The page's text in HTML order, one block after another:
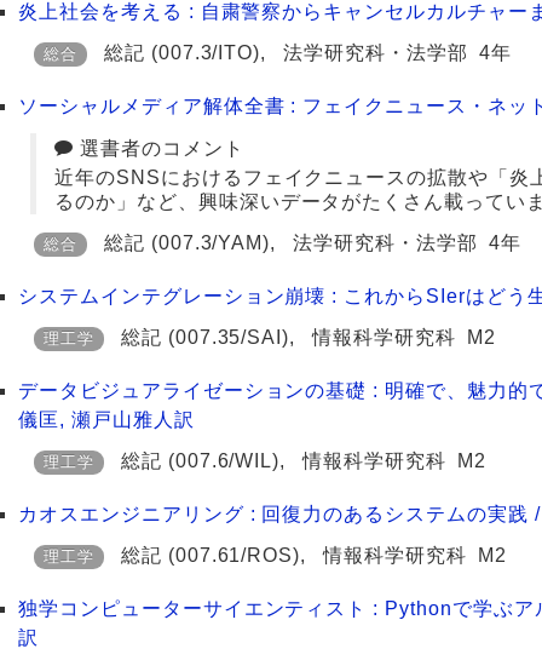
炎上社会を考える : 自粛警察からキャンセルカルチャー
総合 総記 (007.3/ITO),法学研究科・法学部 4年
ソーシャルメディア解体全書 : フェイクニュース・ネッ
選書者のコメント
近年のSNSにおけるフェイクニュースの拡散や「
るのか」など、興味深いデータがたくさん載って
総合 総記 (007.3/YAM),法学研究科・法学部 4年
システムインテグレーション崩壊 : これからSIerはどう
理工学 総記 (007.35/SAI),情報科学研究科 M2
データビジュアライゼーションの基礎 : 明確で、魅力
儀匡, 瀬戸山雅人訳
理工学 総記 (007.6/WIL),情報科学研究科 M2
カオスエンジニアリング : 回復力のあるシステムの実
理工学 総記 (007.61/ROS),情報科学研究科 M2
独学コンピューターサイエンティスト : Pythonで学ぶ
訳